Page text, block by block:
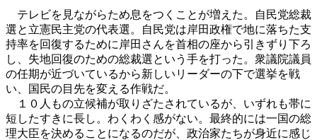
テレビを見ながらため息をつくことが増えた。自民党総裁
選と立憲民主党の代表選。自民党は岸田政権で地に落ちた支
持率を回復するために岸田さんを首相の座から引きずり下ろ
し、失地回復のための総裁選という手を打った。衆議院議員
の任期が近づいているから新しいリーダーの下で選挙を戦
い、国民の目先を変える作戦だ。
１０人もの立候補が取りざたされているが、いずれも帯に
短したすきに長し。わくわく感がない。最終的には一国の総
理大臣を決めることになるのだが、政治家たちが身近に感じ